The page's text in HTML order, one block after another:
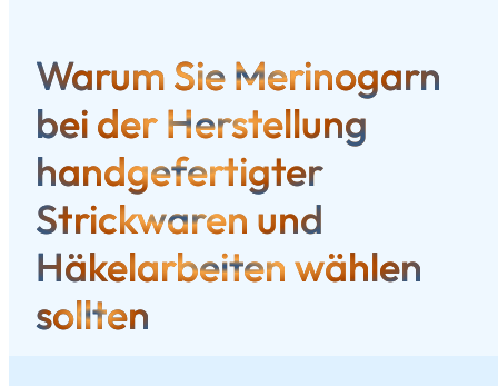
Warum Sie Merinogarn
bei der Herstellung
handgefertigter
Strickwaren und
Häkelarbeiten wählen
sollten